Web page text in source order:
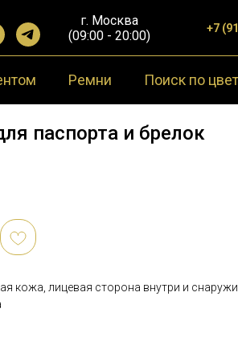
г. Москва
(09:00 - 20:00)
+7
Ремни Поиск по
паспорта и брелок
кожа, лицевая сторона внутри и снаружи